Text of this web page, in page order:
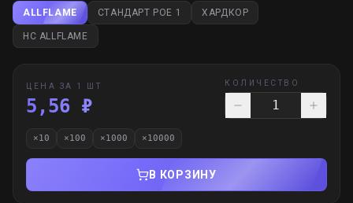
ALLFLAME СТАНДАРТ POE 1 ХАРДКОР
HC ALLFLAME
ЦЕНА ЗА 1 ШТ
5,56 ₽
КОЛИЧЕСТВО
×10 ×100 ×1000 ×10000
В КОРЗИНУ